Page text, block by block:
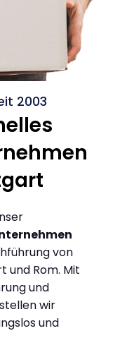
2003
von
und Rom. Mit
und
wir
und